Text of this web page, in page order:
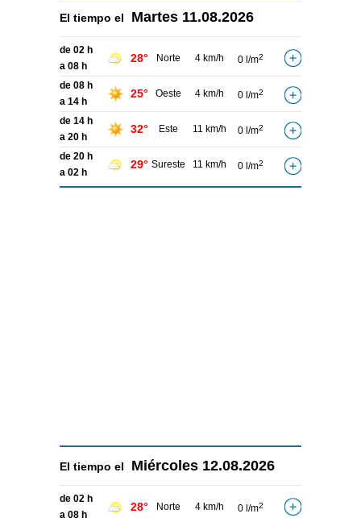
El tiempo el Martes 11.08.2026
de 02 h
a 08 h
28° Norte 4 km/h 0 l/m2
de 08 h
a 14 h
25° Oeste 4 km/h 0 l/m2
de 14 h
a 20 h
32° Este 11 km/h 0 l/m2
de 20 h
a 02 h
29° Sureste 11 km/h 0 l/m2
El tiempo el Miércoles 12.08.2026
de 02 h
a 08 h
28° Norte 4 km/h 0 l/m2